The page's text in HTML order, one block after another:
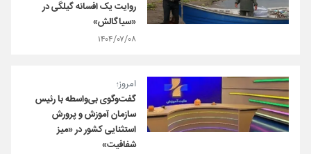
روایت یک افسانه گیلگی در
«سیاگالش»
۱۴۰۴/۰۷/۰۸
امروز؛
گفت‌وگوی بی‌واسطه با رئیس
سازمان آموزش و پرورش
استثنایی کشور در «میز
شفافیت»